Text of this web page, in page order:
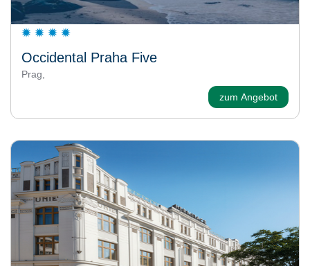
Occidental Praha Five
Prag,
zum Angebot